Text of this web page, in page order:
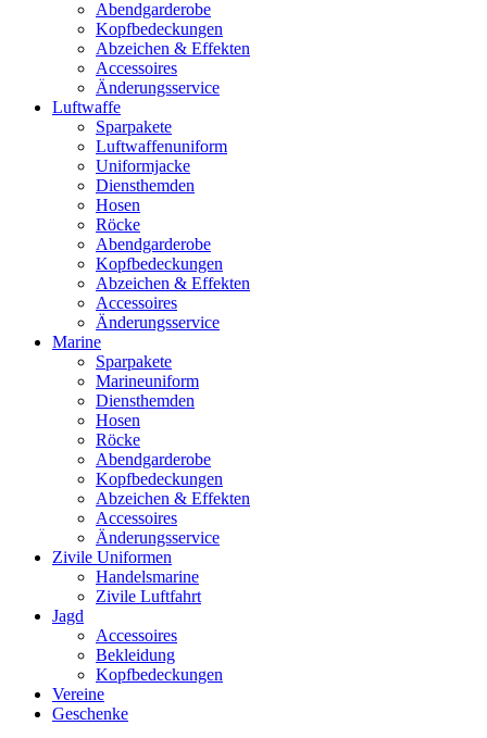
Abendgarderobe
Kopfbedeckungen
Abzeichen & Effekten
Accessoires
Änderungsservice
Luftwaffe
Sparpakete
Luftwaffenuniform
Uniformjacke
Diensthemden
Hosen
Röcke
Abendgarderobe
Kopfbedeckungen
Abzeichen & Effekten
Accessoires
Änderungsservice
Marine
Sparpakete
Marineuniform
Diensthemden
Hosen
Röcke
Abendgarderobe
Kopfbedeckungen
Abzeichen & Effekten
Accessoires
Änderungsservice
Zivile Uniformen
Handelsmarine
Zivile Luftfahrt
Jagd
Accessoires
Bekleidung
Kopfbedeckungen
Vereine
Geschenke